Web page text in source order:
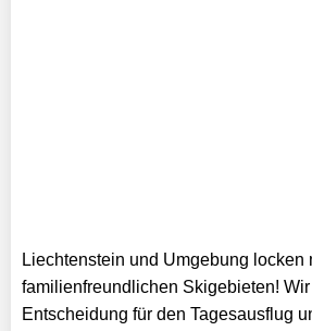
Liechtenstein und Umgebung locken
familienfreundlichen Skigebieten!
Entscheidung für den Tagesausflug